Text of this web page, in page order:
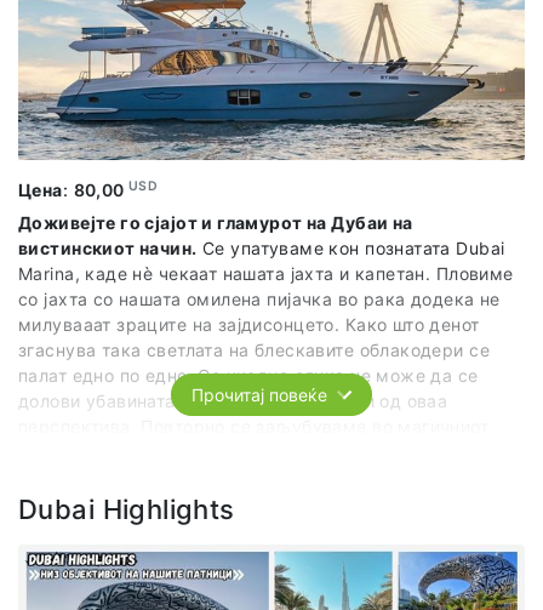
Souk и Gold Souk). Нашиот совршен ден во минатото на
Дубаи го завршуваме со посета и уживање на една од
најпопуларните плажи во Дубаи -- JBR каде што имаме
слободно време за ручек, плажирање и уживање во
зајдисонцето! Препорачуваме да го посетите еден од
најпознатите барови/ресторани Bla Bla.
Во цената е вклучено:
агенцијата.
Цена: 80,00USD
Доживејте го сјајот и гламурот на Дубаи на
вистинскиот начин. Се упатуваме кон познатата Dubai
Marina, каде нѐ чекаат нашата јахта и капетан. Пловиме
со јахта со нашата омилена пијачка во рака додека не
милувааат зраците на зајдисонцето. Како што денот
згаснува така светлата на блескавите облакодери се
палат едно по едно. Со ниедна слика не може да се
долови убавината и енергијата на Дубаи од оваа
Jumeirah, хотелот Atlantis The Palm, и познатото бродско
едро -- Burj Al Arab. Нашиот совршен ден го завршуваме
со прошетка низ Дубаи Марина.
Прочитај повеќе
Dubai Highlights